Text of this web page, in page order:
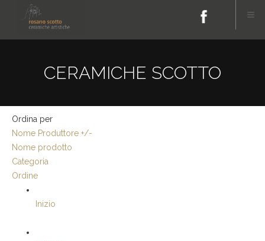
CERAMICHE SCOTTO
Ordina per
Nome Produttore +/-
Nome prodotto
Categoria
Ordine
Inizio